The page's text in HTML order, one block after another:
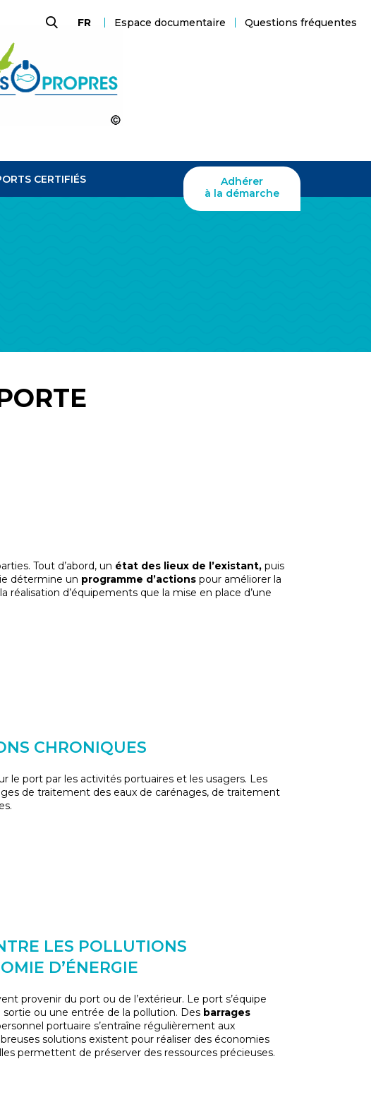
FR Espace documentaire Questions fréquentes
CERTIFIÉS
Adhérer
à la démarche
Tout d’abord, un état des lieux de l’existant,puis
détermine un programme d’actions pour améliorer la
d’équipements que la mise en place d’une
CHRONIQUES
le port par les activités portuaires et les usagers. Les
de traitement des eaux de carénages, de traitement
LES POLLUTIONS
D’ÉNERGIE
provenir du port ou de l’extérieur. Le port s’équipe
ou une entrée de la pollution. Des barrages
portuaire s’entraîne régulièrement aux
solutions existent pour réaliser des économies
permettent de préserver des ressources précieuses.